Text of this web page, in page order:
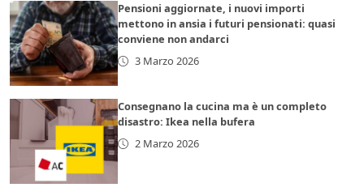
Pensioni aggiornate, i nuovi importi
mettono in ansia i futuri pensionati: quasi
conviene non andarci
3 Marzo 2026
Consegnano la cucina ma è un completo
disastro: Ikea nella bufera
2 Marzo 2026